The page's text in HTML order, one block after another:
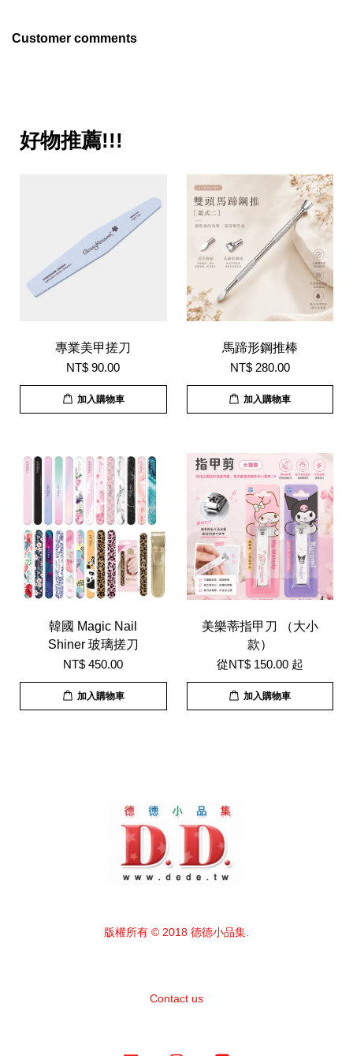
Customer comments
好物推薦!!!
專業美甲搓刀
NT$ 90.00
加入購物車
馬蹄形鋼推棒
NT$ 280.00
加入購物車
韓國 Magic Nail
Shiner 玻璃搓刀
NT$ 450.00
加入購物車
美樂蒂指甲刀 （大小
款）
從NT$ 150.00 起
加入購物車
版權所有 © 2018 德德小品集.
Contact us